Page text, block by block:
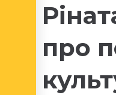
про